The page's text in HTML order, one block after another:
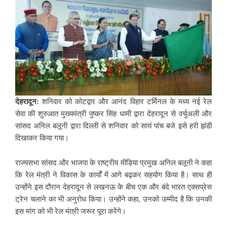
देहरादून: शनिवार को कोटद्वार और आनंद विहार टर्मिनल के मध्य नई रेल
सेवा की शुरुआत मुख्यमंत्री पुष्कर सिंह धामी द्वारा देहरादून से वर्चुअली और
सांसद अनिल बलूनी द्वारा दिल्ली से शनिवार को सायं पांच बजे इसे हरी झंडी
दिखाकर किया गया।
राज्यसभा सांसद और भाजपा के राष्ट्रीय मीडिया प्रमुख अनिल बलूनी ने कहा
कि रेल मंत्री ने विकास के कार्यों में आगे बढ़कर सहयोग किया है। साथ ही
उन्होंने इस दौरान देहरादून से लखनऊ के बीच एक और बंदे भारत एक्सप्रेस
ट्रेन चलाने का भी अनुरोध किया। उन्होंने कहा, उनको उम्मीद है कि उनकी
इस मांग को भी रेल मंत्री जरूर पूरा करेंगे।